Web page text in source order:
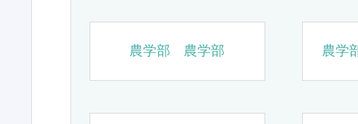
農学部 農学部 農学